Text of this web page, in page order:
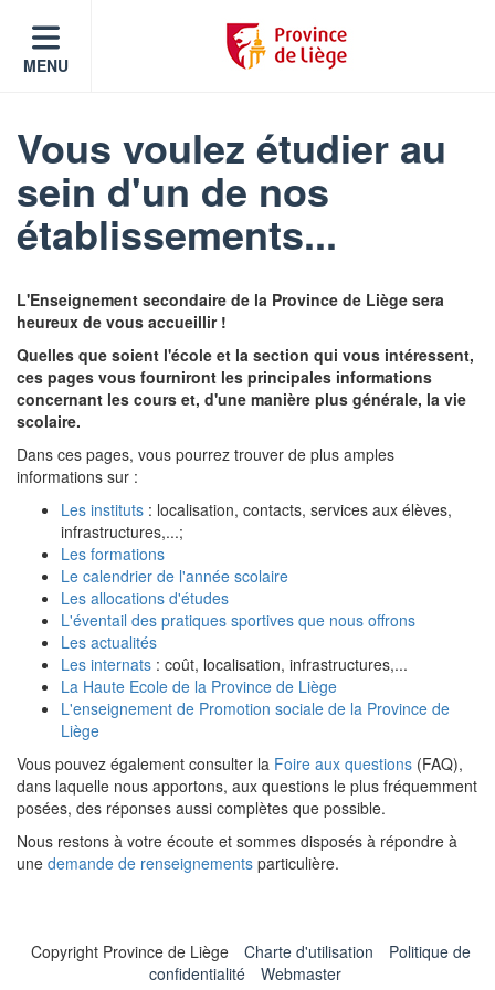
MENU
Vous voulez étudier au
sein d'un de nos
établissements...
L'Enseignement secondaire de la Province de Liège sera
heureux de vous accueillir !
Quelles que soient l'école et la section qui vous intéressent,
ces pages vous fourniront les principales informations
concernant les cours et, d'une manière plus générale, la vie
scolaire.
Dans ces pages, vous pourrez trouver de plus amples
informations sur :
Les instituts : localisation, contacts, services aux élèves,
infrastructures,...;
Les formations
Le calendrier de l'année scolaire
Les allocations d'études
L'éventail des pratiques sportives que nous offrons
Les actualités
Les internats : coût, localisation, infrastructures,...
La Haute Ecole de la Province de Liège
L'enseignement de Promotion sociale de la Province de
Liège
Vous pouvez également consulter la Foire aux questions (FAQ),
dans laquelle nous apportons, aux questions le plus fréquemment
posées, des réponses aussi complètes que possible.
Nous restons à votre écoute et sommes disposés à répondre à
une demande de renseignements particulière.
Copyright Province de Liège Charte d'utilisation
Politique de
confidentialité
Webmaster